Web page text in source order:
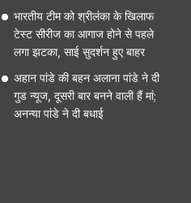
भारतीय टीम को श्रीलंका के खिलाफ
टेस्ट सीरीज का आगाज होने से पहले
लगा झटका, साई सुदर्शन हुए बाहर
अहान पांडे की बहन अलाना पांडे ने दी
गुड न्यूज, दूसरी बार बनने वाली हैं मां;
अनन्या पांडे ने दी बधाई